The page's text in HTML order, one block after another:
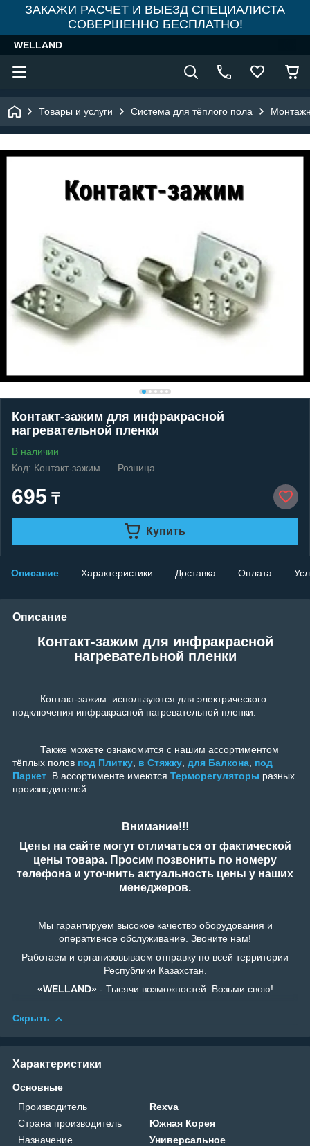
ЗАКАЖИ РАСЧЕТ И ВЫЕЗД СПЕЦИАЛИСТА
СОВЕРШЕННО БЕСПЛАТНО!
WELLAND
Товары и услуги Система для тёплого пола
Контакт-зажим для инфракрасной
нагревательной пленки
В наличии
Код: Контакт-зажим
Розница
695 ₸
Купить
Описание Характеристики Доставка Оплата
Описание
Контакт-зажим для инфракрасной
нагревательной пленки
Контакт-зажим используются для электрического
подключения инфракрасной нагревательной пленки.
Также можете ознакомится с нашим ассортиментом
тёплых полов под Плитку, в Стяжку, для Балкона, под
Паркет. В ассортименте имеются Терморегуляторы разных
производителей.
Внимание!!!
Цены на сайте могут отличаться от фактической
цены товара. Просим позвонить по номеру
телефона и уточнить актуальность цены у наших
менеджеров.
Мы гарантируем высокое качество оборудования и
оперативное обслуживание. Звоните нам!
Работаем и организовываем отправку по всей территории
Республики Казахстан.
«WELLAND»- Тысячи возможностей. Возьми свою!
Скрыть
Характеристики
Основные
Производитель
Rexva
Страна производитель
Южная Корея
Назначение
Универсальное